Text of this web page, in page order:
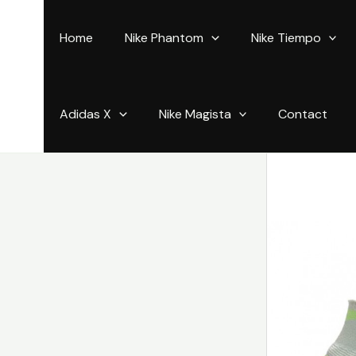
Home Nike Phantom Nike Tiempo
Adidas X Nike Magista Contact